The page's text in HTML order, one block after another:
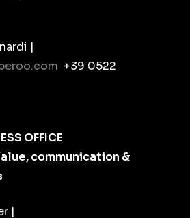
|
+39 0522
OFFICE
communication &
|